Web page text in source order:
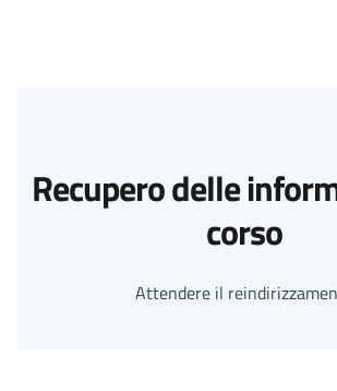
Recupero delle
corso
Attendere il